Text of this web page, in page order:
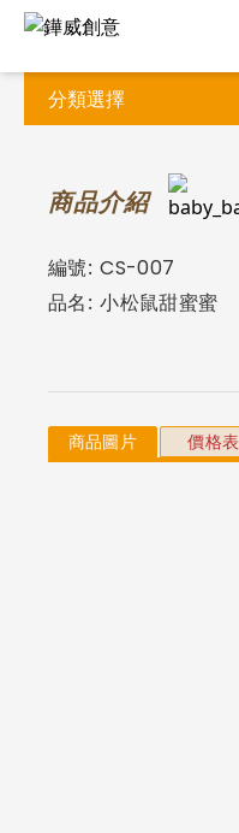
分類選擇
商品介紹
編號: CS-007
品名: 小松鼠甜蜜蜜
商品圖片 價格表